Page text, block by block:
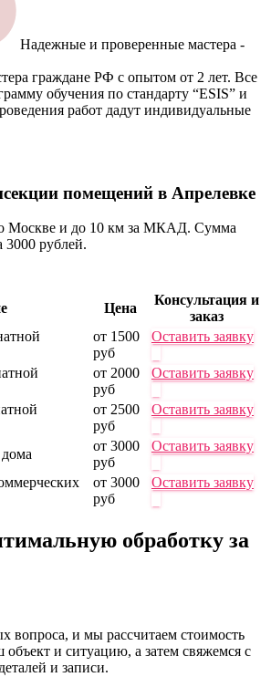
Надежные и проверенные мастера -
граждане РФ с опытом от 2 лет. Все
обучения по стандарту “ESIS” и
работ дадут индивидуальные
помещений в Апрелевке
Москве и до 10 км за МКАД. Сумма
3000 рублей.
Цена
Консультация и
заказ
от 1500
руб
Оставить заявку
от 2000
руб
Оставить заявку
от 2500
руб
Оставить заявку
от 3000
руб
Оставить заявку
от 3000
руб
Оставить заявку
обработку за
вопроса, и мы рассчитаем стоимость
объект и ситуацию, а затем свяжемся с
и записи.